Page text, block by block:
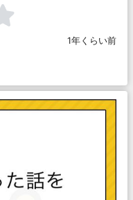
1年くらい前